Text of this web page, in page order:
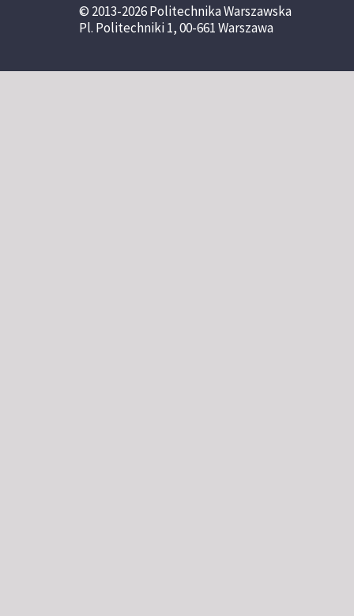
© 2013-2026 Politechnika Warszawska
Pl. Politechniki 1, 00-661 Warszawa